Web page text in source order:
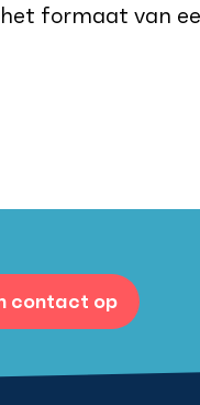
formaat van
contact op